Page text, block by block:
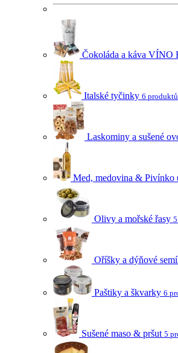
Čokoláda a káva VÍNO
Italské tyčinky 6 produktů
Laskominy a sušené
Med, medovina & Pivínko
Olivy a mořské řasy
Oříšky a dýňové
Paštiky a škvarky 6
Sušené maso & pršut 5